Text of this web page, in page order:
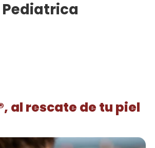
Pediatrica
al rescate de tu piel